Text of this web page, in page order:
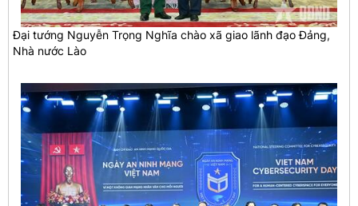
Đại tướng Nguyễn Trọng Nghĩa chào xã giao lãnh đạo Đảng,
Nhà nước Lào